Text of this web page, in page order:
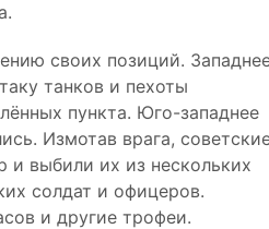
своих позиций.
танков и пехоты
пункта. Юго-западнее
Измотав врага,
и выбили их из нескольких
солдат и офицеров.
и другие трофеи.